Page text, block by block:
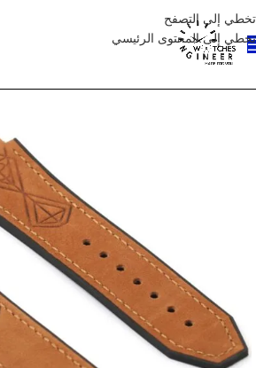
تخطي إلى التصفح
تخطي إلى المحتوى الرئيسي